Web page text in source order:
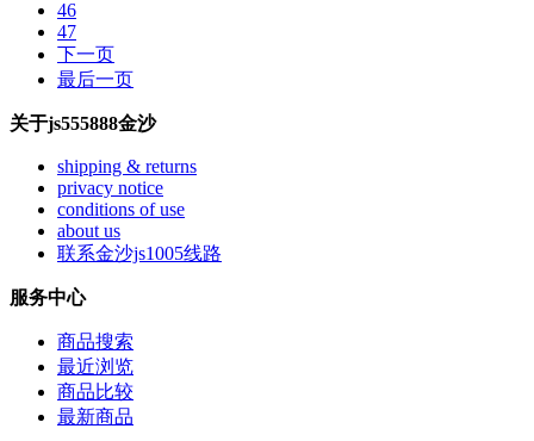
46
47
下一页
最后一页
关于js555888金沙
shipping & returns
privacy notice
conditions of use
about us
联系金沙js1005线路
服务中心
商品搜索
最近浏览
商品比较
最新商品